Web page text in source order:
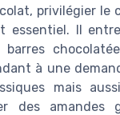
privilégier le
essentiel. Il
barres
à une
mais
des amandes